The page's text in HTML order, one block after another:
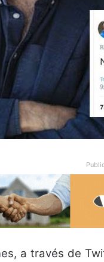
a través de